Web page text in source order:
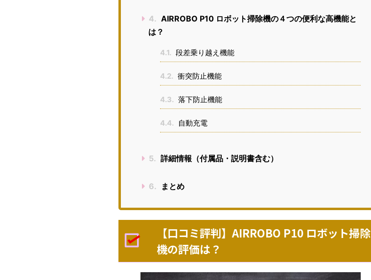
4. AIRROBO P10 ロボット掃除機の４つの便利な高機能と
は？
4.1. 段差乗り越え機能
4.2. 衝突防止機能
4.3. 落下防止機能
4.4. 自動充電
5. 詳細情報（付属品・説明書含む）
6. まとめ
【口コミ評判】AIRROBO P10 ロボット掃除
機の評価は？